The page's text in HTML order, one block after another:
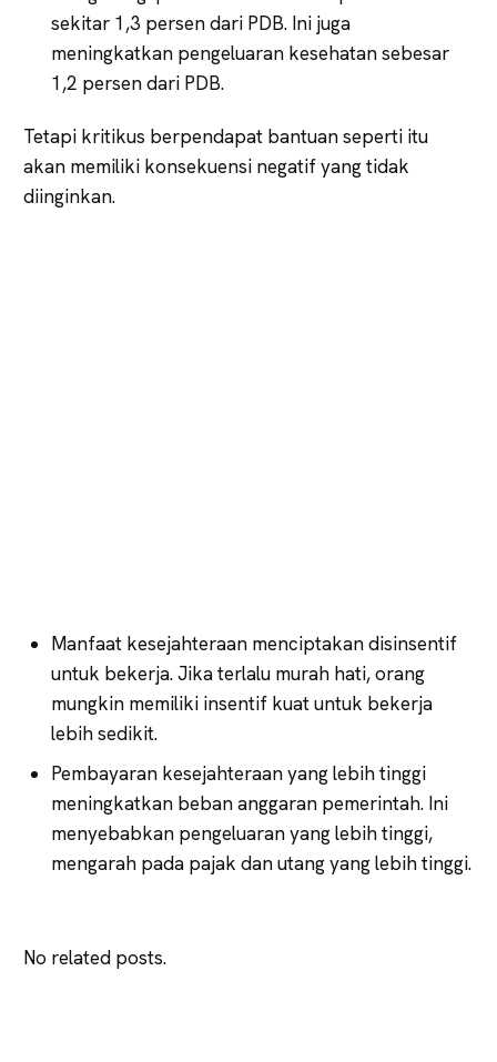
sekitar 1,3 persen dari PDB. Ini juga
meningkatkan pengeluaran kesehatan sebesar
1,2 persen dari PDB.
Tetapi kritikus berpendapat bantuan seperti itu
akan memiliki konsekuensi negatif yang tidak
diinginkan.
Manfaat kesejahteraan menciptakan disinsentif
untuk bekerja. Jika terlalu murah hati, orang
mungkin memiliki insentif kuat untuk bekerja
lebih sedikit.
Pembayaran kesejahteraan yang lebih tinggi
meningkatkan beban anggaran pemerintah. Ini
menyebabkan pengeluaran yang lebih tinggi,
mengarah pada pajak dan utang yang lebih tinggi.
No related posts.